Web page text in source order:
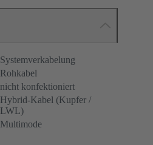
Systemverkabelung
Rohkabel
nicht konfektioniert
Hybrid-Kabel (Kupfer /
LWL)
Multimode